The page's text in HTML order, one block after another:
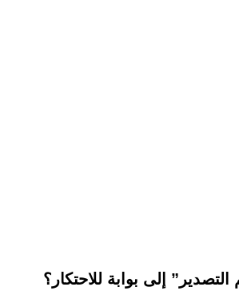
إلى بوابة للاحتكار؟